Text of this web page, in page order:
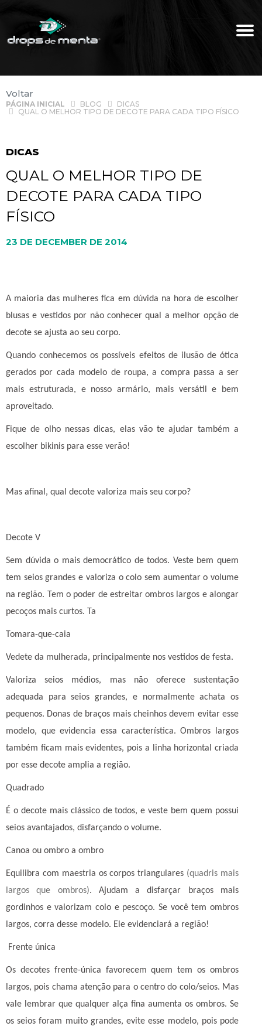
PÁGINA INICIAL BLOG
DICAS
QUAL O MELHOR TIPO DE DECOTE PARA CADA TIPO FÍSICO
Voltar
DICAS
QUAL O MELHOR TIPO DE
DECOTE PARA CADA TIPO
FÍSICO
23 DE DECEMBER DE 2014
A maioria das mulheres fica em dúvida na hora de escolher
blusas e vestidos por não conhecer qual a melhor opção de
decote se ajusta ao seu corpo.
Quando conhecemos os possíveis efeitos de ilusão de ótica
gerados por cada modelo de roupa, a compra passa a ser
mais estruturada, e nosso armário, mais versátil e bem
aproveitado.
Fique de olho nessas dicas, elas vão te ajudar também a
escolher bikinis para esse verão!
Mas afinal, qual decote valoriza mais seu corpo?
Decote V
Sem dúvida o mais democrático de todos. Veste bem quem
tem seios grandes e valoriza o colo sem aumentar o volume
na região. Tem o poder de estreitar ombros largos e alongar
pecoços mais curtos. Ta
Tomara-que-caia
Vedete da mulherada, principalmente nos vestidos de festa.
Valoriza seios médios, mas não oferece sustentação
adequada para seios grandes, e normalmente achata os
pequenos. Donas de braços mais cheinhos devem evitar esse
modelo, que evidencia essa característica. Ombros largos
também ficam mais evidentes, pois a linha horizontal criada
por esse decote amplia a região.
Quadrado
É o decote mais clássico de todos, e veste bem quem possui
seios avantajados, disfarçando o volume.
Canoa ou ombro a ombro
Equilibra com maestria os corpos triangulares (quadris mais
largos que ombros). Ajudam a disfarçar braços mais
gordinhos e valorizam colo e pescoço. Se você tem ombros
largos, corra desse modelo. Ele evidenciará a região!
Frente única
Os decotes frente-única favorecem quem tem os ombros
largos, pois chama atenção para o centro do colo/seios. Mas
vale lembrar que qualquer alça fina aumenta os ombros. Se
os seios foram muito grandes, evite esse modelo, pois pode